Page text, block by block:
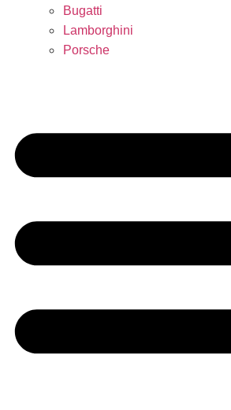
Bugatti
Lamborghini
Porsche